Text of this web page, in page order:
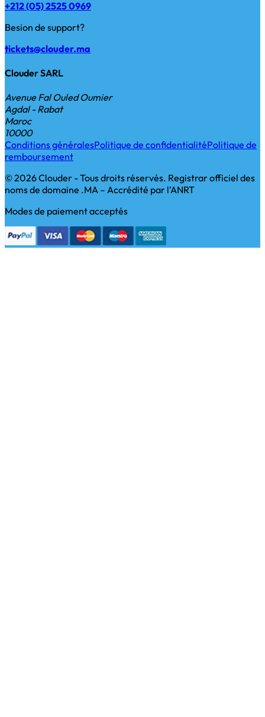
+212 (05) 2525 0969
Besion de support?
tickets@clouder.ma
Clouder SARL
Avenue Fal Ouled Oumier
Agdal - Rabat
Maroc
10000
Conditions généralesPolitique de confidentialitéPolitique de
remboursement
© 2026 Clouder - Tous droits réservés. Registrar officiel des
noms de domaine .MA – Accrédité par l’ANRT
Modes de paiement acceptés